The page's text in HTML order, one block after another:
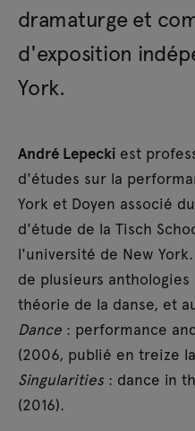
dramaturge et
d'exposition
York.
André Lepecki est
d'études sur la
York et Doyen associé
d'étude de la Tisch
l'université de New
de plusieurs
théorie de la danse, et
Dance : performance
(2006, publié en treize
Singularities : dance in
(2016).